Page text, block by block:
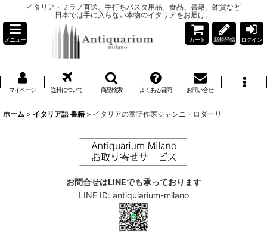
イタリア・ミラノ直送。手打ちパスタ用品、食品、書籍、雑貨など
日本では手に入らない本物のイタリアをお届け。
メニュー カート 新規登録 ログイン
マイページ 送料について 商品検索 よくある質問 お問い合せ
ホーム > イタリア語 書籍 > イタリアの童話作家ジャンニ・ロダーリ
お問合せはLINEでも承っております
LINE ID: antiquiarium-milano